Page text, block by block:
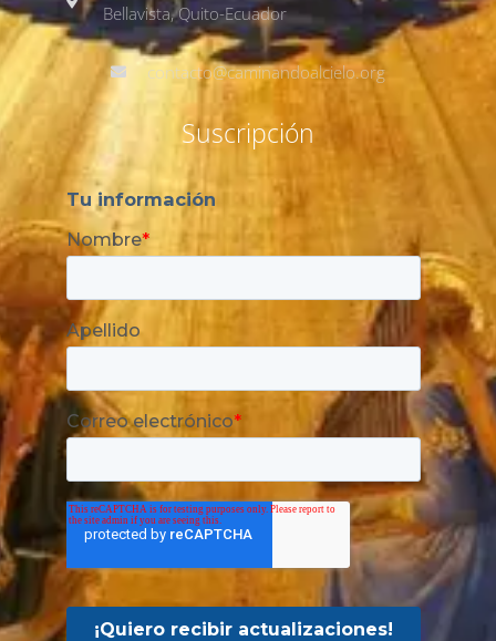
Bellavista, Quito-Ecuador
contacto@caminandoalcielo.org
Suscripción